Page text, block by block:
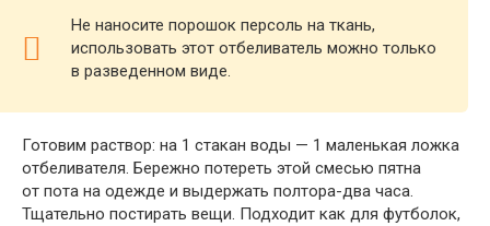
Не наносите порошок персоль на ткань,
использовать этот отбеливатель можно только
в разведенном виде.
Готовим раствор: на 1 стакан воды — 1 маленькая ложка
отбеливателя. Бережно потереть этой смесью пятна
от пота на одежде и выдержать полтора-два часа.
Тщательно постирать вещи. Подходит как для футболок,